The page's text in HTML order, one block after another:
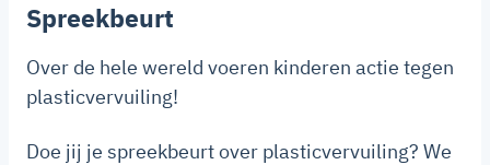
Spreekbeurt
Over de hele wereld voeren kinderen actie tegen
plasticvervuiling!
Doe jij je spreekbeurt over plasticvervuiling? We